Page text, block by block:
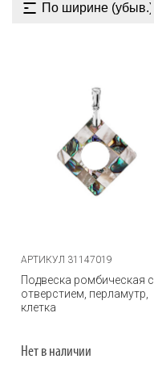
АРТИКУЛ 31147019
Подвеска ромбическая с
отверстием, перламутр,
клетка
Нет в наличии